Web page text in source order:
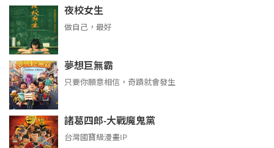
夜校女生
做自己，最好
夢想巨無霸
只要你願意相信，奇蹟就會發生
諸葛四郎-大戰魔鬼黨
台灣國寶級漫畫IP